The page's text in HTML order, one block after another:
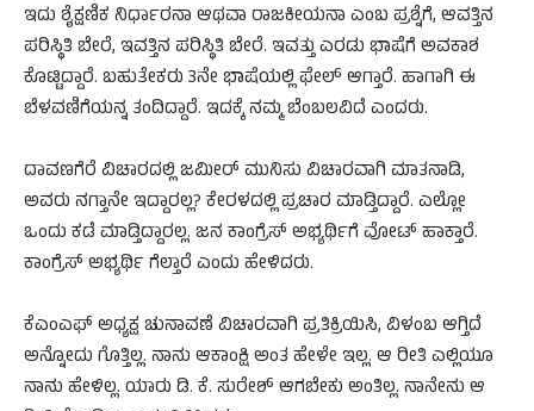
ಇದು ಶೈಕ್ಷಣಿಕ ನಿರ್ಧಾರನಾ ಆಥವಾ ರಾಜಕೀಯನಾ ಎಂಬ ಪ್ರಶ್ನೆಗೆ, ಆವತ್ತಿನ
ಪರಿಸ್ಥಿತಿ ಬೇರೆ, ಇವತ್ತಿನ ಪರಿಸ್ಥಿತಿ ಬೇರೆ. ಇವತ್ತು ಎರಡು ಭಾಷೆಗೆ ಅವಕಾಶ
ಕೊಟ್ಟಿದ್ದಾರೆ. ಬಹುತೇಕರು 3ನೇ ಭಾಷೆಯಲ್ಲಿ ಫೇಲ್ ಆಗ್ತಾರೆ. ಹಾಗಾಗಿ ಈ
ಬೆಳವಣಿಗೆಯನ್ನ ತಂದಿದ್ದಾರೆ. ಇದಕ್ಕೆ ನಮ್ಮ ಬೆಂಬಲವಿದೆ ಎಂದರು.
ದಾವಣಗೆರೆ ವಿಚಾರದಲ್ಲಿ ಜಮೀರ್ ಮುನಿಸು ವಿಚಾರವಾಗಿ ಮಾತನಾಡಿ,
ಅವರು ನಗ್ತಾನೇ ಇದ್ದಾರಲ್ಲ? ಕೇರಳದಲ್ಲಿ ಪ್ರಚಾರ ಮಾಡ್ತಿದ್ದಾರೆ. ಎಲ್ಲೋ
ಒಂದು ಕಡೆ ಮಾಡ್ತಿದ್ದಾರಲ್ಲ. ಜನ ಕಾಂಗ್ರೆಸ್ ಅಭ್ಯರ್ಥಿಗೆ ವೋಟ್ ಹಾಕ್ತಾರೆ.
ಕಾಂಗ್ರೆಸ್ ಅಭ್ಯರ್ಥಿ ಗೆಲ್ತಾರೆ ಎಂದು ಹೇಳಿದರು.
ಕೆಎಂಎಫ್ ಅಧ್ಯಕ್ಷ ಚುನಾವಣೆ ವಿಚಾರವಾಗಿ ಪ್ರತಿಕ್ರಿಯಿಸಿ, ವಿಳಂಬ ಆಗ್ತಿದೆ
ಅನ್ನೋದು ಗೊತ್ತಿಲ್ಲ. ನಾನು ಆಕಾಂಕ್ಷಿ ಅಂತ ಹೇಳೇ ಇಲ್ಲ. ಆ ರೀತಿ ಎಲ್ಲಿಯೂ
ನಾನು ಹೇಳಿಲ್ಲ. ಯಾರು ಡಿ. ಕೆ. ಸುರೇಶ್ ಆಗಬೇಕು ಅಂತಿಲ್ಲ. ನಾನೇನು ಆ